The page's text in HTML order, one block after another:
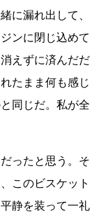
に漏れ出して、
ンに閉じ込めて
えずに済んだだ
たまま何も感じ
同じだ。私が全
ったと思う。そ
このビスケット
静を装って一礼